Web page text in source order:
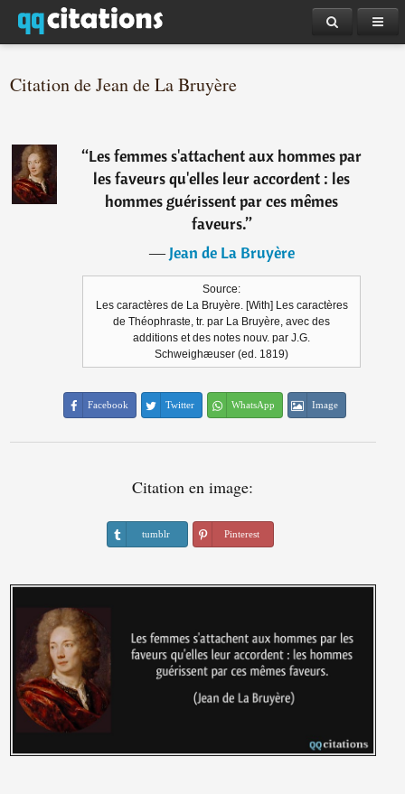
Citation de Jean de La Bruyère
“Les femmes s'attachent aux hommes par
les faveurs qu'elles leur accordent : les
hommes guérissent par ces mêmes
faveurs.”
―Jean de La Bruyère
Source:
Les caractères de La Bruyère. [With] Les caractères
de Théophraste, tr. par La Bruyère, avec des
additions et des notes nouv. par J.G.
Schweighæuser (ed. 1819)
Facebook Twitter WhatsApp Image
Citation en image:
tumblr Pinterest